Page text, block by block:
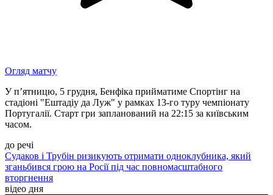
Огляд матчу
У п’ятницю, 5 грудня, Бенфіка прийматиме Спортінг на
стадіоні "Ештадіу да Луж" у рамках 13-го туру чемпіонату
Португалії. Старт гри запланований на 22:15 за київським
часом.
до речі
Судаков і Трубін ризикують отримати одноклубника, який
зганьбився грою на Росії під час повномасштабного
вторгнення
відео дня